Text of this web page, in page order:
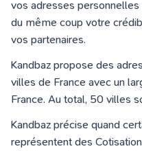
vos adresses
du même coup votre
vos partenaires.
Kandbaz propose des
villes de France avec un
France. Au total, 50 villes
Kandbaz précise quand
représentent des